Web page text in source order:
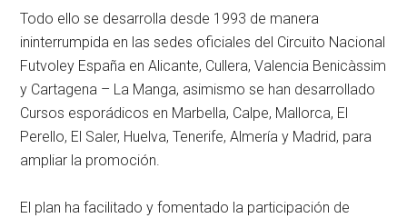
Todo ello se desarrolla desde 1993 de manera
ininterrumpida en las sedes oficiales del Circuito Nacional
Futvoley España en Alicante, Cullera, Valencia Benicàssim
y Cartagena – La Manga, asimismo se han desarrollado
Cursos esporádicos en Marbella, Calpe, Mallorca, El
Perello, El Saler, Huelva, Tenerife, Almería y Madrid, para
ampliar la promoción.
El plan ha facilitado y fomentado la participación de